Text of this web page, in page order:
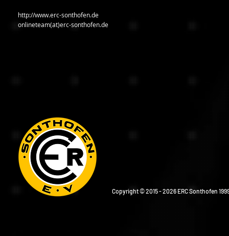
http://www.erc-sonthofen.de
onlineteam(at)erc-sonthofen.de
Copyright © 2015 - 2026 ERC Sonthofen